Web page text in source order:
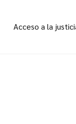
Acceso a la